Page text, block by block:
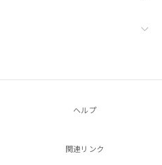
ヘルプ
関連リンク